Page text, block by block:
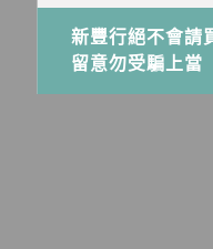
300蜂蜜蓋組
$11
新豐行絕不會請
留意勿受騙上當